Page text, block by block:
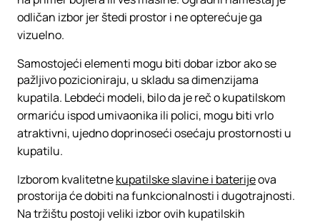
odličan izbor jer štedi prostor i ne opterećuje ga
vizuelno.
Samostojeći elementi mogu biti dobar izbor ako se
pažljivo pozicioniraju, u skladu sa dimenzijama
kupatila. Lebdeći modeli, bilo da je reč o kupatilskom
ormariću ispod umivaonika ili polici, mogu biti vrlo
atraktivni, ujedno doprinoseći osećaju prostornosti u
kupatilu.
Izborom kvalitetnekupatilske slavine i baterijeova
prostorija će dobiti na funkcionalnosti i dugotrajnosti.
Na tržištu postoji veliki izbor ovih kupatilskih